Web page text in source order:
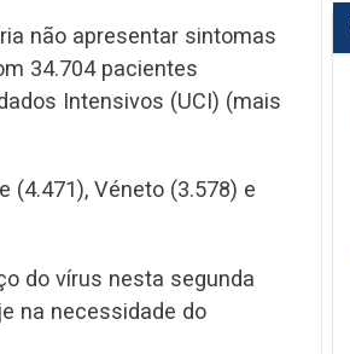
não apresentar sintomas
34.704 pacientes
Intensivos (UCI) (mais
(4.471), Véneto (3.578) e
do vírus nesta segunda
na necessidade do